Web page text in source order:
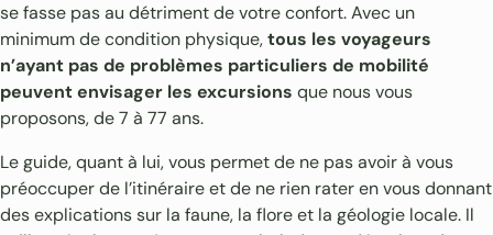
se fasse pas au détriment de votre confort. Avec un
minimum de condition physique,tous les voyageurs
n’ayant pas de problèmes particuliers de mobilité
peuvent envisager les excursions que nous vous
proposons, de 7 à 77 ans.
Le guide, quant à lui, vous permet de ne pas avoir à vous
préoccuper de l’itinéraire et de ne rien rater en vous donnant
des explications sur la faune, la flore et la géologie locale. Il